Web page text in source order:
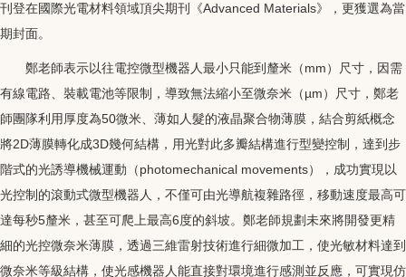
刊登在國際光電材料領域頂尖期刊《Advanced Materials》，更獲選為當
期封面。
鄭老師表示以往電控微型機器人最小只能到釐米（mm）尺寸，因需
有線電路、裝載電池等限制，導致無法縮小至微奈米（µm）尺寸，鄭老
師團隊利用厚度為50微米、薄如人髮的液晶聚合物薄膜，結合剪紙概念
將2D薄膜轉化成3D幾何結構，用光對此多瓣結構進行型變控制，達到步
階式的光誘導機械運動（photomechanical movements），成功實現以
光控制的滾動式微型機器人，不僅可由光導航複雜路徑，移動速度最高可
達每秒5釐米，甚至可爬上最高6度的斜坡。鄭老師規劃未來將開發更精
細的光控微奈米薄膜，透過三維雷射技術進行細微加工，使光敏材料達到
微奈米等級結構，使光感機器人能直接對環境進行感測並反應，可實現仿